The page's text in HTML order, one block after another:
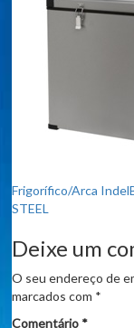
artigos
Frigorífico/Arca
STEEL
Deixe um
O seu endereço de
marcados com *
Comentário *